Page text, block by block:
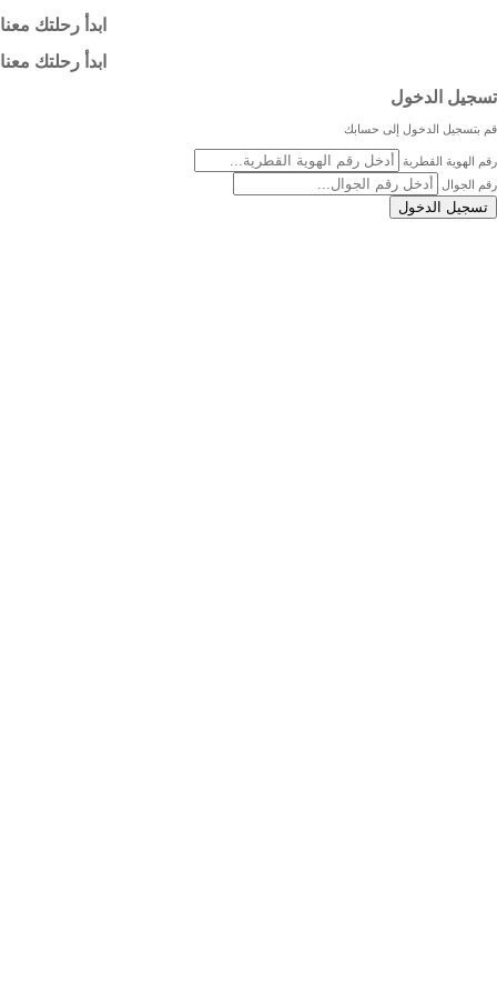
ابدأ رحلتك معنا
ابدأ رحلتك معنا
تسجيل الدخول
قم بتسجيل الدخول إلى حسابك
رقم الهوية القطرية
رقم الجوال